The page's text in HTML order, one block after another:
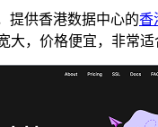
提供香港数据中心的香
大，价格便宜，非常